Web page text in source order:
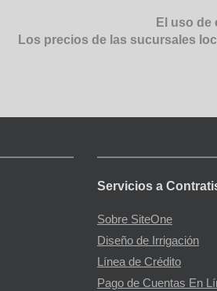
El uso de
Los precios de las sucursales
Servicios a
Sobre SiteOne
Diseño de Irrigación
Línea de Crédito
Pago de Cuentas En